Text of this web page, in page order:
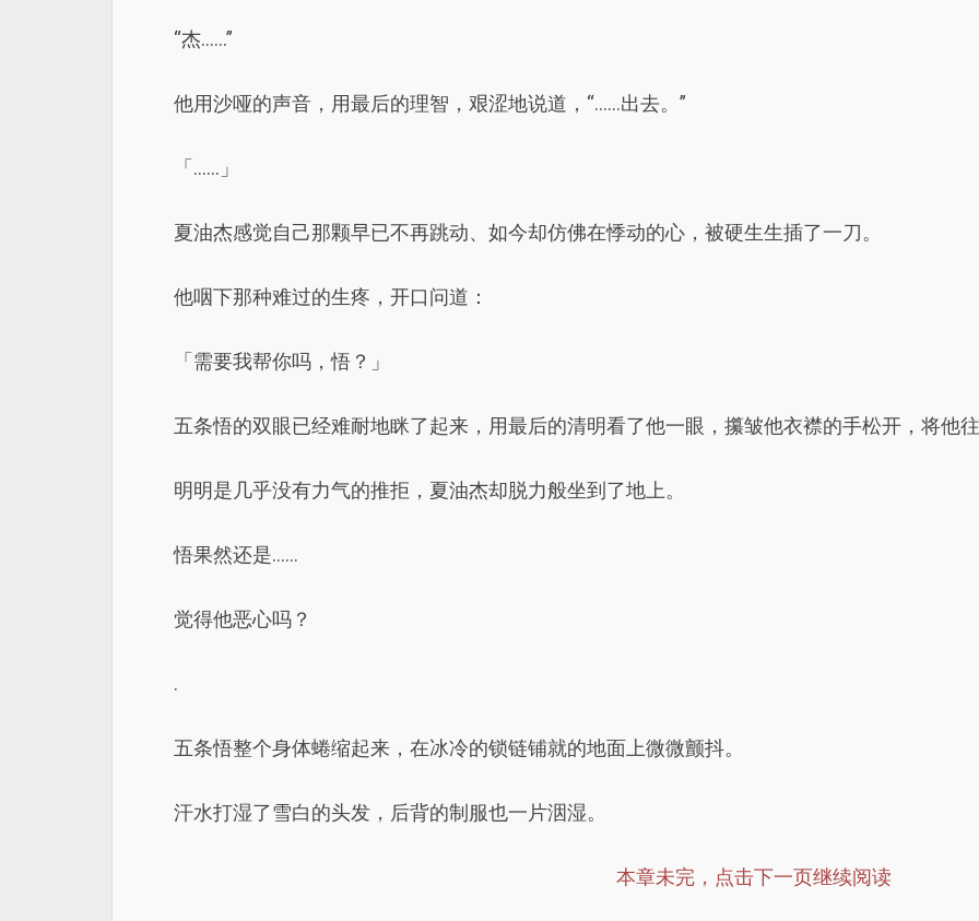
“杰……”
他用沙哑的声音，用最后的理智，艰涩地说道，“……出去。”
「……」
夏油杰感觉自己那颗早已不再跳动、如今却仿佛在悸动的心，被硬生生插了一刀。
他咽下那种难过的生疼，开口问道：
「需要我帮你吗，悟？」
五条悟的双眼已经难耐地眯了起来，用最后的清明看了他一眼，攥皱他衣襟的手松开，将他往
明明是几乎没有力气的推拒，夏油杰却脱力般坐到了地上。
悟果然还是……
觉得他恶心吗？
.
五条悟整个身体蜷缩起来，在冰冷的锁链铺就的地面上微微颤抖。
汗水打湿了雪白的头发，后背的制服也一片洇湿。
本章未完，点击下一页继续阅读